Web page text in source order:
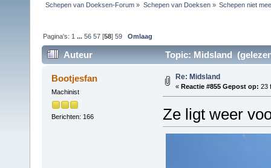
Schepen van Doeksen-Forum » Schepen van Doeksen» Schepen niet
Pagina's: 1 ...56 57 [58]59 Omlaag
Auteur Topic: Midsland
Bootjesfan
Machinist
Berichten: 166
Re: Midsland
« Reactie #855 Gepost op: 23
Ze ligt weer